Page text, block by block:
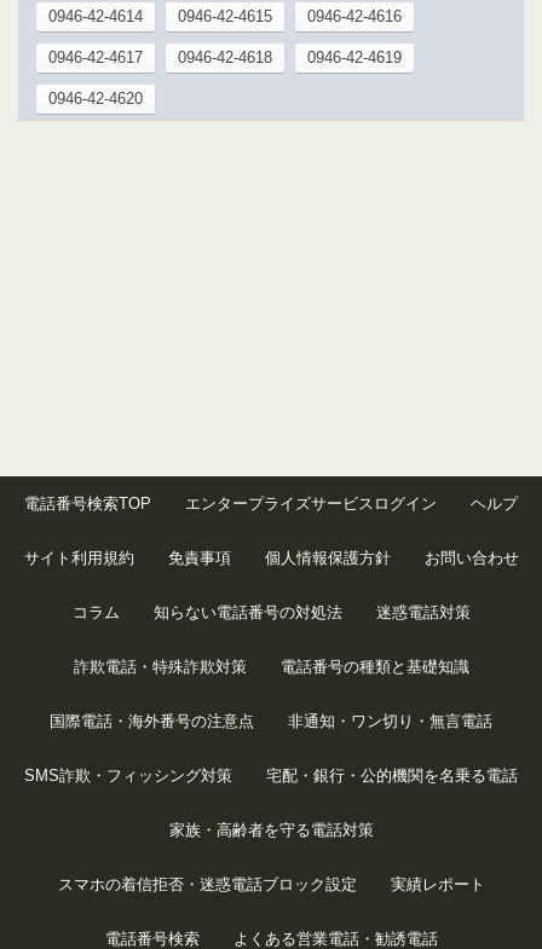
0946-42-4614 0946-42-4615 0946-42-4616
0946-42-4617 0946-42-4618 0946-42-4619
0946-42-4620
電話番号検索TOP エンタープライズサービスログイン ヘルプ
サイト利用規約 免責事項 個人情報保護方針 お問い合わせ
コラム 知らない電話番号の対処法 迷惑電話対策
詐欺電話・特殊詐欺対策 電話番号の種類と基礎知識
国際電話・海外番号の注意点 非通知・ワン切り・無言電話
SMS詐欺・フィッシング対策 宅配・銀行・公的機関を名乗る電話
家族・高齢者を守る電話対策
スマホの着信拒否・迷惑電話ブロック設定 実績レポート
電話番号検索 よくある営業電話・勧誘電話